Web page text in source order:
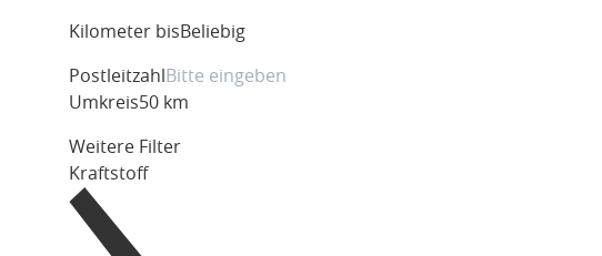
Kilometer bis Beliebig
Postleitzahl
Umkreis50 km
Weitere Filter
Kraftstoff